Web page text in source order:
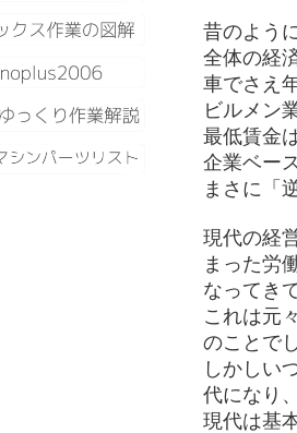
昔のよう
全体の経
車でさえ
ビルメン
最低賃金
企業ベー
まさに「
現代の経
まった労
なってき
これは元
のことで
しかしい
代になり
現代は基